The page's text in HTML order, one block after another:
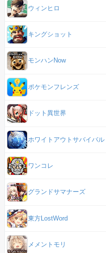
ウィンヒロ
キングショット
モンハンNow
ポケモンフレンズ
ドット異世界
ホワイトアウトサバイバル
ワンコレ
グランドサマナーズ
東方LostWord
メメントモリ